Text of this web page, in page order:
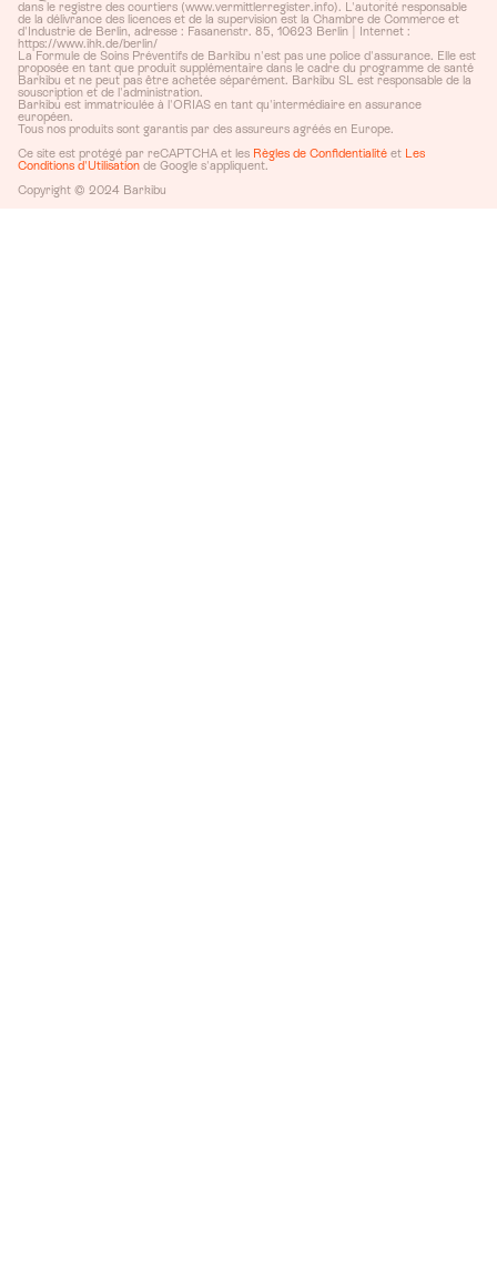
dans le registre des courtiers (www.vermittlerregister.info). L'autorité responsable
de la délivrance des licences et de la supervision est la Chambre de Commerce et
d'Industrie de Berlin, adresse : Fasanenstr. 85, 10623 Berlin | Internet :
https://www.ihk.de/berlin/
La Formule de Soins Préventifs de Barkibu n'est pas une police d'assurance. Elle est
proposée en tant que produit supplémentaire dans le cadre du programme de santé
Barkibu et ne peut pas être achetée séparément. Barkibu SL est responsable de la
souscription et de l'administration.
Barkibu est immatriculée à l'ORIAS en tant qu'intermédiaire en assurance
européen.
Tous nos produits sont garantis par des assureurs agréés en Europe.
Ce site est protégé par reCAPTCHA et les Règles de Confidentialité et
Les
Conditions d'Utilisation de Google s'appliquent.
Copyright © 2024 Barkibu